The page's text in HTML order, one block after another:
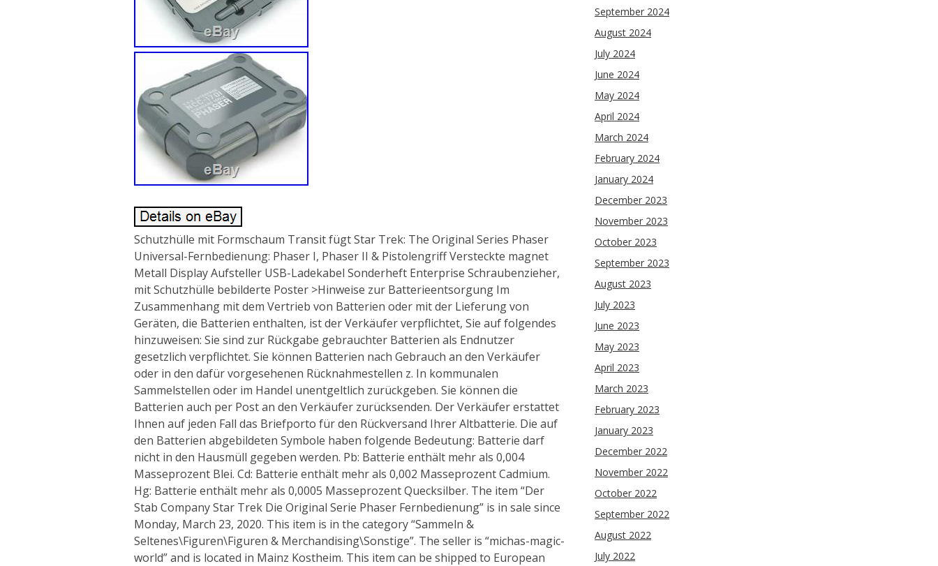
Schutzhülle mit Formschaum Transit fügt Star Trek: The Original Series Phaser
Universal-Fernbedienung: Phaser I, Phaser II & Pistolengriff Versteckte magnet
Metall Display Aufsteller USB-Ladekabel Sonderheft Enterprise Schraubenzieher,
mit Schutzhülle bebilderte Poster >Hinweise zur Batterieentsorgung Im
Zusammenhang mit dem Vertrieb von Batterien oder mit der Lieferung von
Geräten, die Batterien enthalten, ist der Verkäufer verpflichtet, Sie auf folgendes
hinzuweisen: Sie sind zur Rückgabe gebrauchter Batterien als Endnutzer
gesetzlich verpflichtet. Sie können Batterien nach Gebrauch an den Verkäufer
oder in den dafür vorgesehenen Rücknahmestellen z. In kommunalen
Sammelstellen oder im Handel unentgeltlich zurückgeben. Sie können die
Batterien auch per Post an den Verkäufer zurücksenden. Der Verkäufer erstattet
Ihnen auf jeden Fall das Briefporto für den Rückversand Ihrer Altbatterie. Die auf
den Batterien abgebildeten Symbole haben folgende Bedeutung: Batterie darf
nicht in den Hausmüll gegeben werden. Pb: Batterie enthält mehr als 0,004
Masseprozent Blei. Cd: Batterie enthält mehr als 0,002 Masseprozent Cadmium.
Hg: Batterie enthält mehr als 0,0005 Masseprozent Quecksilber. The item “Der
Stab Company Star Trek Die Original Serie Phaser Fernbedienung” is in sale since
Monday, March 23, 2020. This item is in the category “Sammeln &
Seltenes\Figuren\Figuren & Merchandising\Sonstige”. The seller is “michas-magic-
world” and is located in Mainz Kostheim. This item can be shipped to European
September 2024
August 2024
July 2024
June 2024
May 2024
April 2024
March 2024
February 2024
January 2024
December 2023
November 2023
October 2023
September 2023
August 2023
July 2023
June 2023
May 2023
April 2023
March 2023
February 2023
January 2023
December 2022
November 2022
October 2022
September 2022
August 2022
July 2022